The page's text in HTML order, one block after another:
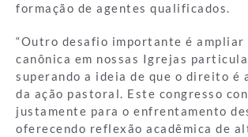
formação de agentes qualificados.
“Outro desafio importante é ampliar
canônica em nossas Igrejas
superando a ideia de que o direito é
da ação pastoral. Este congresso
justamente para o enfrentamento
oferecendo reflexão acadêmica de